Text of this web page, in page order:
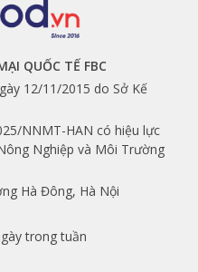
THEO DÕI NGAY
Facebook
Instagram
Youtube
Tiktok
Shopee
QUỐC TẾ FBC
12/11/2015 do Sở Kế
NNMT-HAN có hiệu lực
Nghiệp và Môi Trường
Hà Đông, Hà Nội
trong tuần